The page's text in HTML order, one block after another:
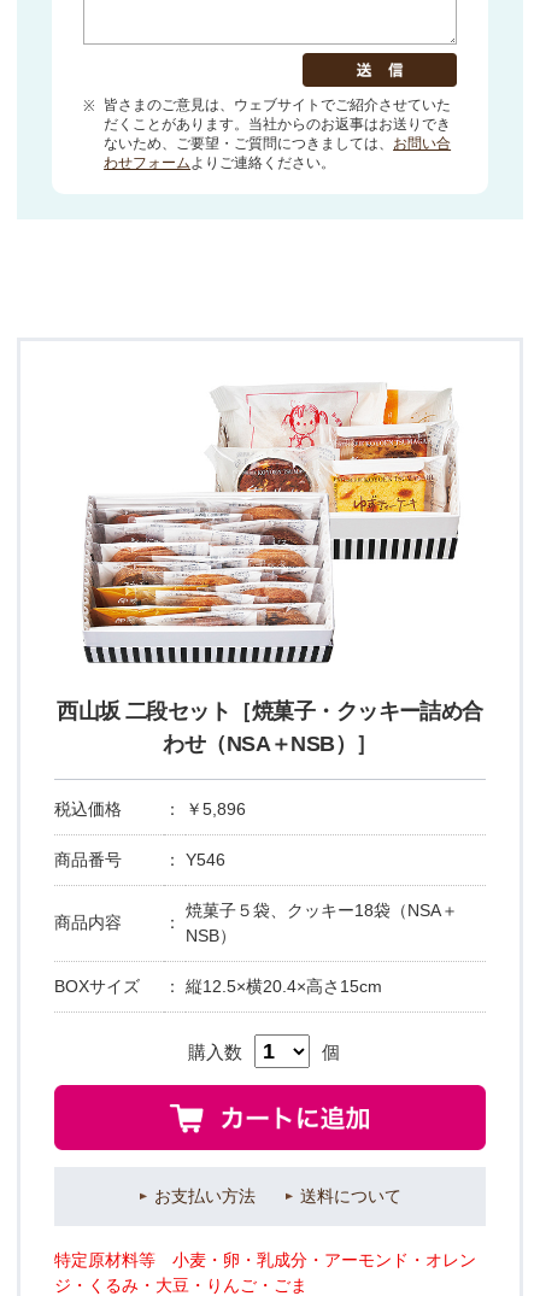
西山坂 二段セット［焼菓子・クッキー詰め合
わせ（NSA＋NSB）］
税込価格 ： ￥5,896
商品番号 ： Y546
商品内容 ：
焼菓子５袋、クッキー18袋（NSA＋
NSB）
BOXサイズ ： 縦12.5×横20.4×高さ15cm
購入数 個
お支払い方法 送料について
特定原材料等 小麦・卵・乳成分・アーモンド・オレン
ジ・くるみ・大豆・りんご・ごま